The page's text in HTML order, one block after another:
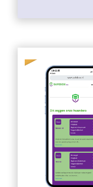
ontwerp en